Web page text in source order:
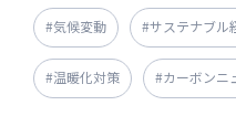
#気候変動 #サステナブル
#温暖化対策 #カーボンニ